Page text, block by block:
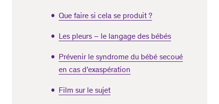
Que faire si cela se produit ?
Les pleurs – le langage des bébés
Prévenir le syndrome du bébé secoué
en cas d’exaspération
Film sur le sujet